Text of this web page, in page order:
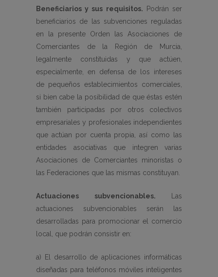
Beneficiarios y sus requisitos. Podrán ser
beneficiarios de las subvenciones reguladas
en la presente Orden las Asociaciones de
Comerciantes de la Región de Murcia,
legalmente constituidas y que actúen,
especialmente, en defensa de los intereses
de pequeños establecimientos comerciales,
si bien cabe la posibilidad de que éstas estén
también participadas por otros colectivos
empresariales y profesionales independientes
que actúan por cuenta propia, así como las
entidades asociativas que integren varias
Asociaciones de Comerciantes minoristas o
las Federaciones que las mismas constituyan.
Actuaciones subvencionables. Las
actuaciones subvencionables serán las
desarrolladas para promocionar el comercio
local, que podrán consistir en:
a) El desarrollo de aplicaciones informáticas
diseñadas para teléfonos móviles inteligentes